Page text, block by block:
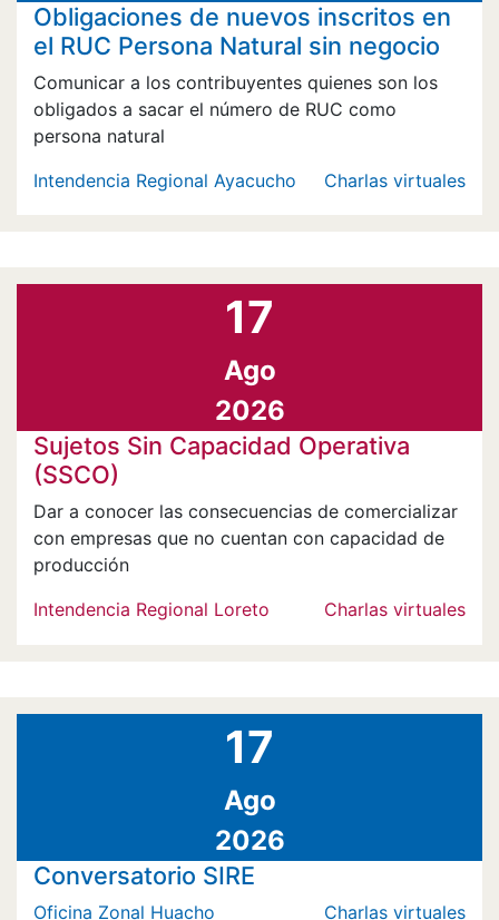
Obligaciones de nuevos inscritos en
el RUC Persona Natural sin negocio
Comunicar a los contribuyentes quienes son los
obligados a sacar el número de RUC como
persona natural
Intendencia Regional Ayacucho
Charlas virtuales
17
Ago
2026
Sujetos Sin Capacidad Operativa
(SSCO)
Dar a conocer las consecuencias de comercializar
con empresas que no cuentan con capacidad de
producción
Intendencia Regional Loreto
Charlas virtuales
17
Ago
2026
Conversatorio SIRE
Oficina Zonal Huacho Charlas virtuales